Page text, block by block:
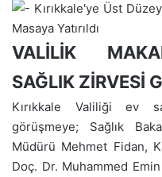
VALİLİK
SAĞLIK ZİRVESİ
Kırıkkale Valiliği ev
görüşmeye; Sağlık
Müdürü Mehmet Fidan,
Doç. Dr. Muhammed